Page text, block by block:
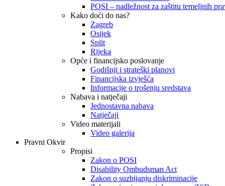
POSI – nadležnost za zaštitu temeljnih
Kako doći do nas?
Zagreb
Osijek
Split
Rijeka
Opće i financijsko poslovanje
Godišnji i strateški planovi
Financijska izvješća
Informacije o trošenju sredstava
Nabava i natječaji
Jednostavna nabava
Natječaji
Video materijali
Video galerija
Pravni Okvir
Propisi
Zakon o POSI
Disability Ombudsman Act
Zakon o suzbijanju diskriminacije